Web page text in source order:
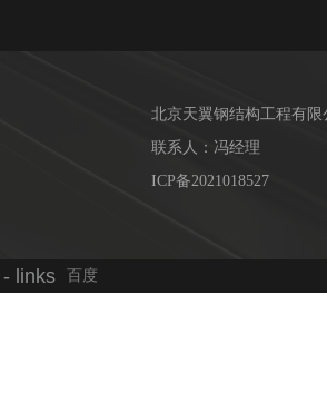
北京天翼钢结构工程有限
联系人：冯经理
ICP备2021018527
- links 百度